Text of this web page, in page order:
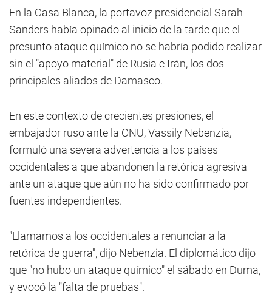
En la Casa Blanca, la portavoz presidencial Sarah
Sanders había opinado al inicio de la tarde que el
presunto ataque químico no se habría podido realizar
sin el "apoyo material" de Rusia e Irán, los dos
principales aliados de Damasco.
En este contexto de crecientes presiones, el
embajador ruso ante la ONU, Vassily Nebenzia,
formuló una severa advertencia a los países
occidentales a que abandonen la retórica agresiva
ante un ataque que aún no ha sido confirmado por
fuentes independientes.
"Llamamos a los occidentales a renunciar a la
retórica de guerra", dijo Nebenzia. El diplomático dijo
que "no hubo un ataque químico" el sábado en Duma,
y evocó la "falta de pruebas".